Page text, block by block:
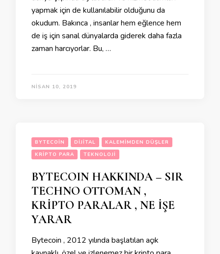
yapmak için de kullanılabilir olduğunu da
okudum. Bakınca , insanlar hem eğlence hem
de iş için sanal dünyalarda giderek daha fazla
zaman harcıyorlar. Bu, …
NISAN 10, 2019
BYTECOIN DIJITAL
KALEMIMDEN DÜŞLER
KRIPTO PARA
TEKNOLOJI
BYTECOIN HAKKINDA – SIR
TECHNO OTTOMAN ,
KRİPTO PARALAR , NE İŞE
YARAR
Bytecoin , 2012 yılında başlatılan açık